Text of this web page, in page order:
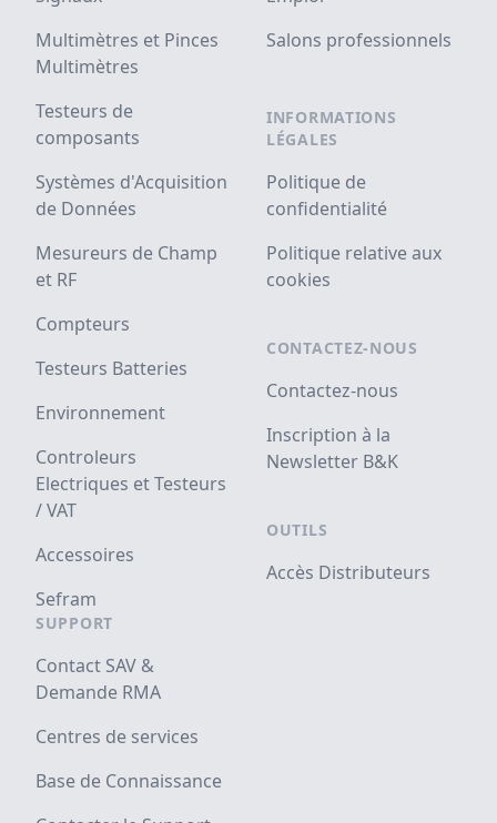
Multimètres et Pinces
Multimètres
Testeurs de
composants
Systèmes d'Acquisition
de Données
Mesureurs de Champ
et RF
Compteurs
Testeurs Batteries
Environnement
Controleurs
Electriques et Testeurs
/ VAT
Accessoires
Sefram
SUPPORT
Contact SAV &
Demande RMA
Centres de services
Base de Connaissance
Salons professionnels
INFORMATIONS
LÉGALES
Politique de
confidentialité
Politique relative aux
cookies
CONTACTEZ-NOUS
Contactez-nous
Inscription à la
Newsletter B&K
OUTILS
Accès Distributeurs